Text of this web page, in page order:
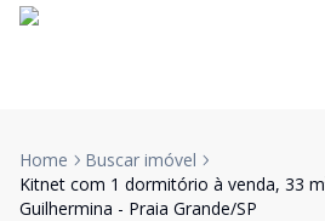
Home
Buscar imóvel
Kitnet com 1 dormitório à venda, 33
Guilhermina - Praia Grande/SP